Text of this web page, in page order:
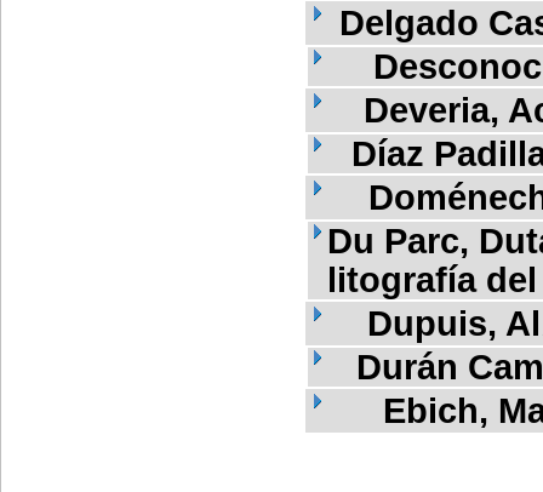
Delgado
Deveria,
Díaz
Du Parc,
litografía
Dupuis,
Durán
Ebich,